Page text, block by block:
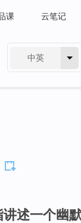
课 云笔记
中英
述一个幽